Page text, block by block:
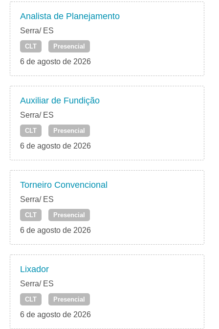
Analista de Planejamento
Serra/ ES
CLT Presencial
6 de agosto de 2026
Auxiliar de Fundição
Serra/ ES
CLT Presencial
6 de agosto de 2026
Torneiro Convencional
Serra/ ES
CLT Presencial
6 de agosto de 2026
Lixador
Serra/ ES
CLT Presencial
6 de agosto de 2026